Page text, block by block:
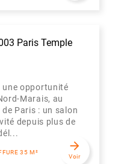
Paris Temple
une opportunité
Marais, au
Paris : un salon
depuis plus de
35 M²
arrow_forward
Voir